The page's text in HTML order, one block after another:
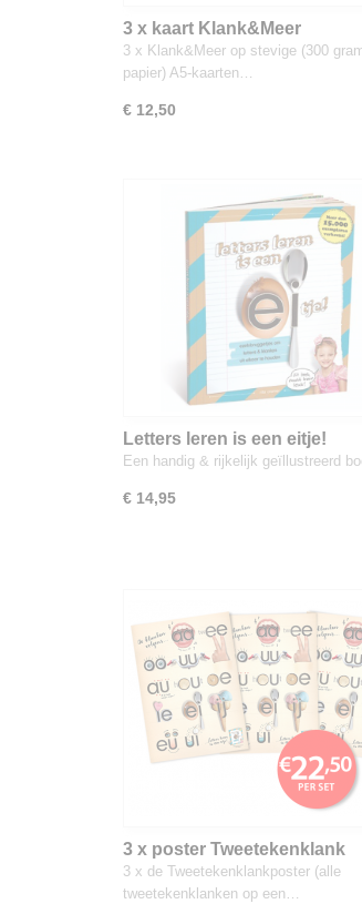
3 x kaart Klank&Meer
3 x Klank&Meer op stevige (300
papier) A5-kaarten…
€ 12,50
Letters leren is een eitje!
Een handig & rijkelijk geïllustreerd
€ 14,95
3 x poster Tweetekenklank
3 x de Tweetekenklankposter (alle
tweetekenklanken op een…